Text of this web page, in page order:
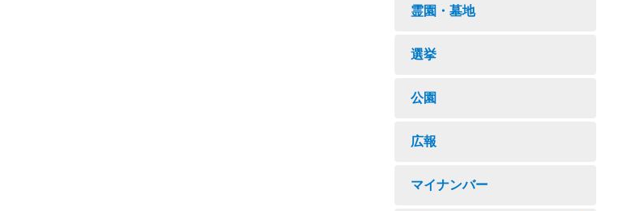
霊園・墓地
選挙
公園
広報
マイナンバー